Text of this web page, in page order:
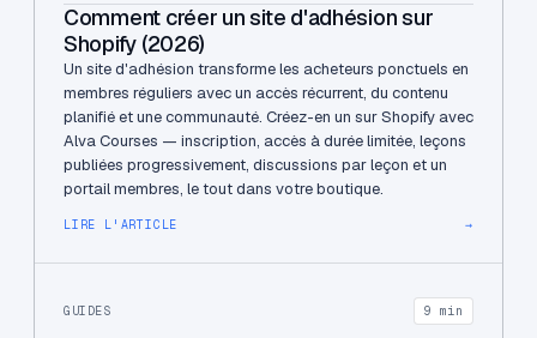
Comment créer un site d'adhésion sur
Shopify (2026)
Un site d'adhésion transforme les acheteurs ponctuels en
membres réguliers avec un accès récurrent, du contenu
planifié et une communauté. Créez-en un sur Shopify avec
Alva Courses — inscription, accès à durée limitée, leçons
publiées progressivement, discussions par leçon et un
portail membres, le tout dans votre boutique.
LIRE L'ARTICLE →
GUIDES 9 min